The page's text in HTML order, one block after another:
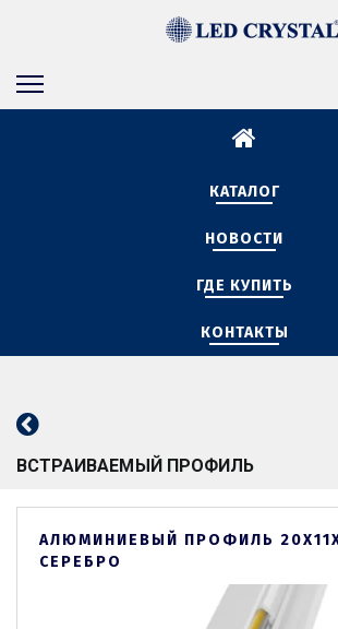
КАТАЛОГ
НОВОСТИ
ГДЕ КУПИТЬ
КОНТАКТЫ
ВСТРАИВАЕМЫЙ ПРОФИЛЬ
АЛЮМИНИЕВЫЙ ПРОФИЛЬ
СЕРЕБРО